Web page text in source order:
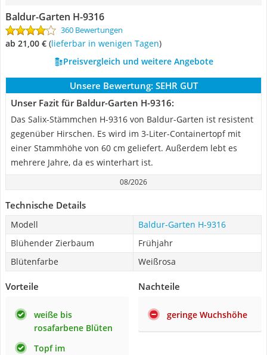
Baldur-Garten H-9316
360 Bewertungen
ab 21,00 € ( Lieferbar in wenigen Tagen)
Preisvergleich und weitere Angebote
Unsere Bewertung: SEHR GUT
Unser Fazit für Baldur-Garten H-9316:
Das Salix-Stämmchen H-9316 von Baldur-Garten ist resistent
gegenüber Hirschen. Es wird im 3-Liter-Containertopf mit
einer Stammhöhe von 60 cm geliefert. Außerdem lebt es
mehrere Jahre, da es winterhart ist.
08/2026
Technische Details
Modell
Baldur-Garten H-9316
Blühender Zierbaum
Frühjahr
Blütenfarbe
Weißrosa
Vorteile
weiße bis
rosafarbene Blüten
Topf im
Nachteile
geringe Wuchshöhe